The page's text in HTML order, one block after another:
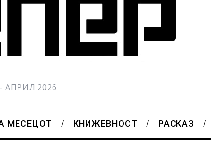
АПРИЛ 2026
МЕСЕЦОТ КНИЖЕВНОСТ РАСКАЗ